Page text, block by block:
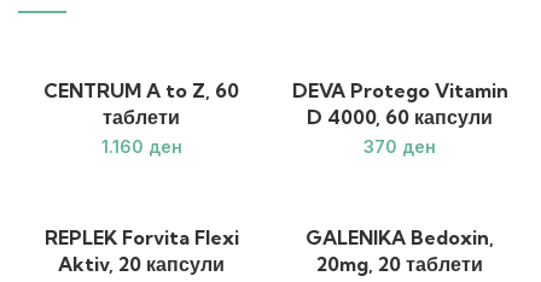
CENTRUM A to Z, 60
таблети
ден
DEVA Protego Vitamin
D 4000, 60 капсули
ден
REPLEK Forvita Flexi
Aktiv, 20 капсули
GALENIKA Bedoxin,
20mg, 20 таблети